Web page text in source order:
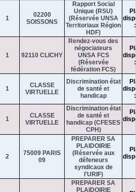
1
02200
SOISSONS
Rapport Social
Unique (RSU)
(Réservée UNSA
Territoriaux Région
HDF)
1 92110 CLICHY
Rendez-vous des
négociateurs
UNSA FCS
(Réservée
fédération FCS)
1
CLASSE
VIRTUELLE
Discrimination état
de santé et
handicap
1
CLASSE
VIRTUELLE
Discrimination état
de santé et
handicap (CFESES
CPH)
2
75009 PARIS
09
PREPARER SA
PLAIDOIRIE
(Réservée aux
défeneurs
syndicaux de
l'URIF)
PREPARER SA
PLAIDOIRIE